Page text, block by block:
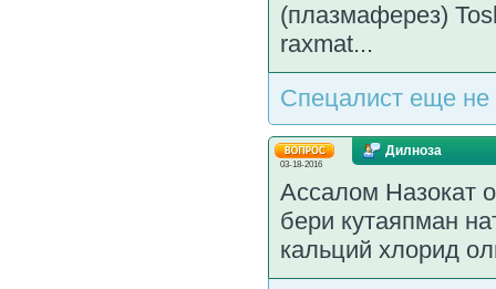
(плазмаферез)
raxmat...
Спецалист еще не
03-18-2016
Дилноза
Ассалом Назокат
бери кутаяпман
кальций хлорид